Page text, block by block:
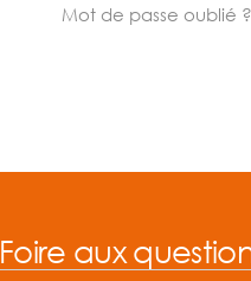
Mot de passe oublié ?
Foire aux